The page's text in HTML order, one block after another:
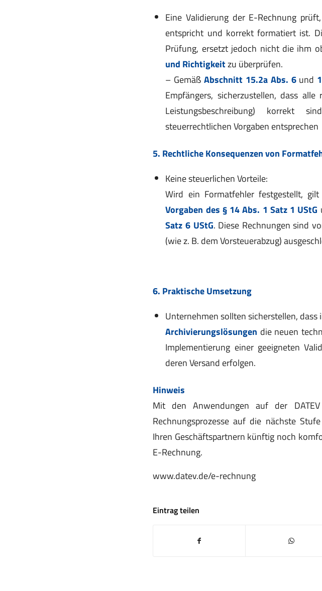
Eine Validierung der E-Rechnung
entspricht und korrekt formatiert ist.
Prüfung, ersetzt jedoch nicht die ihm
und Richtigkeitzu überprüfen.
– GemäßAbschnitt 15.2a Abs. 6 und
Empfängers, sicherzustellen, dass
Leistungsbeschreibung) korrekt
steuerrechtlichen Vorgaben entsprechen
5. Rechtliche Konsequenzen von
Keine steuerlichen Vorteile:
Wird ein Formatfehler festgestellt,
Vorgaben des § 14 Abs. 1 Satz 1 UStG
Satz 6 UStG. Diese Rechnungen sind
(wie z. B. dem Vorsteuerabzug)
6. Praktische Umsetzung
Unternehmen sollten sicherstellen, dass
Archivierungslösungen die neuen
Implementierung einer geeigneten
deren Versand erfolgen.
Hinweis
Mit den Anwendungen auf der
Rechnungsprozesse auf die nächste
Ihren Geschäftspartnern künftig noch
E-Rechnung.
www.datev.de/e-rechnung
Eintrag teilen